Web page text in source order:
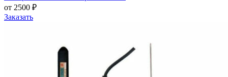
от 2500 ₽
Заказать